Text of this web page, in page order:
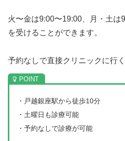
火〜金は9:00〜19:00、月・土は
を受けることができます。
予約なしで直接クリニックに行
・戸越銀座駅から徒歩10分
・土曜日も診療可能
・予約なしで診療が可能